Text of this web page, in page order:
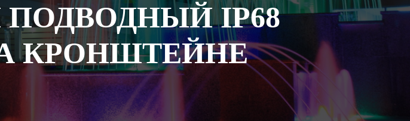
IP68
КРОНШТЕЙНЕ